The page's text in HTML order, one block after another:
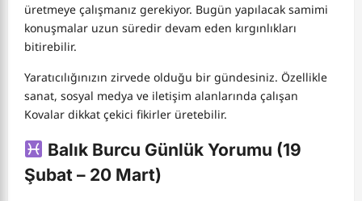
üretmeye çalışmanız gerekiyor. Bugün yapılacak samimi
konuşmalar uzun süredir devam eden kırgınlıkları
bitirebilir.
Yaratıcılığınızın zirvede olduğu bir gündesiniz. Özellikle
sanat, sosyal medya ve iletişim alanlarında çalışan
Kovalar dikkat çekici fikirler üretebilir.
Balık Burcu Günlük Yorumu (19
Şubat – 20 Mart)